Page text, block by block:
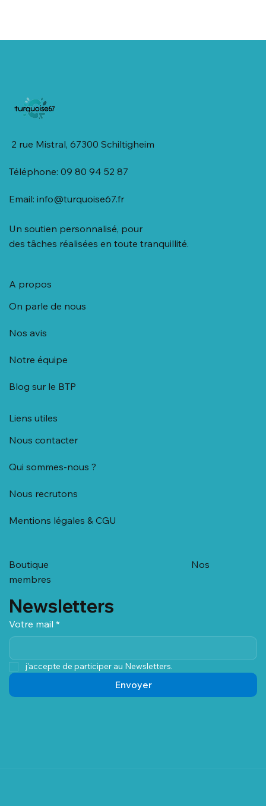
2 rue Mistral, 67300 Schiltigheim
Téléphone: 09 80 94 52 87
Email:info@turquoise67.fr
Un soutien personnalisé, pour
des tâches réalisées en toute tranquillité.
A propos
On parle de nous
Nos avis
Notre équipe
Blog sur le BTP
Liens utiles
Nous contacter
Qui sommes-nous ?
Nous recrutons
Mentions légales & CGU
Boutique
Nos
membres
Votre mail *
j'accepte de participer au Newsletters.
Envoyer
Newsletters